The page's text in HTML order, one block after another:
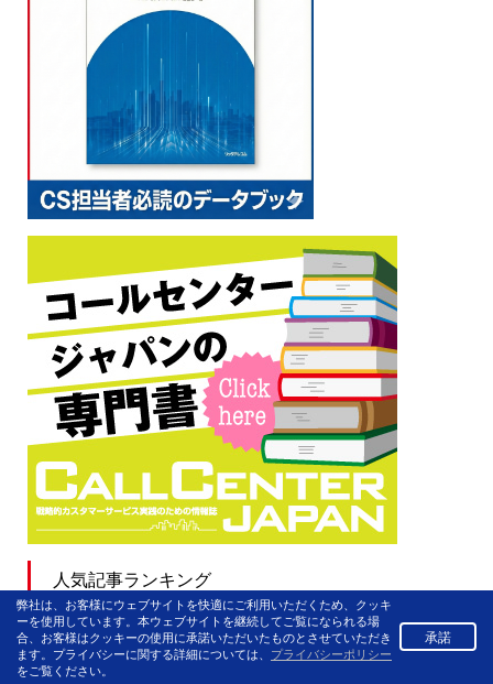
人気記事ランキング
JR西日本、「お忘れ物チャットサービ
ス」開始
弊社は、お客様にウェブサイトを快適にご利用いただくため、クッキ
ーを使用しています。本ウェブサイトを継続してご覧になられる場
合、お客様はクッキーの使用に承諾いただいたものとさせていただき
ます。プライバシーに関する詳細については、 プライバシーポリシー
をご覧ください。
承諾